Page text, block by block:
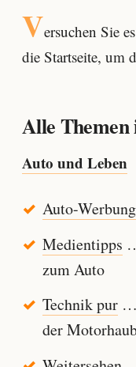
Versuchen Sie
die Startseite, um
Alle
Auto und Leben
Auto-Werbung
Medientipps
zum Auto
Technik pur…
der